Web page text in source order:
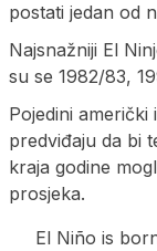
postati jedan od
Najsnažniji El
su se 1982/83,
Pojedini
predviđaju da bi
kraja godine
prosjeka.
El Niño is